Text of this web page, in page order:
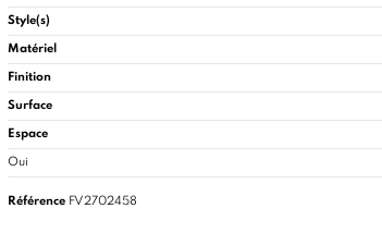
Style(s)
Matériel
Finition
Surface
Espace
Oui
Référence FV2702458